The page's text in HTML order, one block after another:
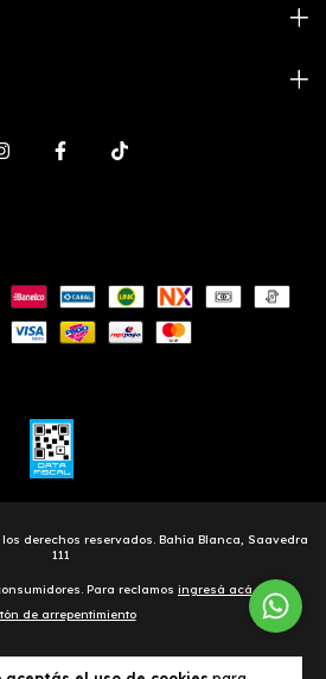
Para reclamos ingresá acá.
de arrepentimiento